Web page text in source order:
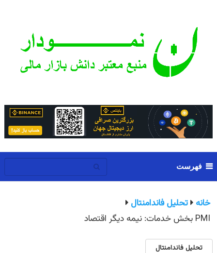
فهرست
خانه
تحلیل فاندامنتال
PMI بخش خدمات: نیمه دیگر اقتصاد
تحلیل فاندامنتال